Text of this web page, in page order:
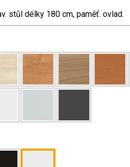
stůl délky 180 cm, paměť. ovlad.